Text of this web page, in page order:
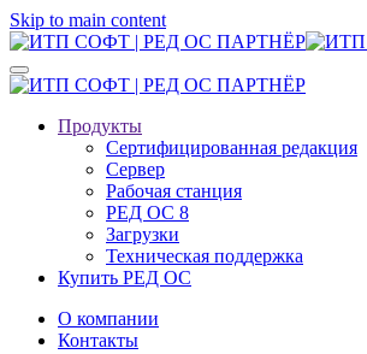
Skip to main content
Продукты
Сертифициро­ванная редакция
Сервер
Рабочая станция
РЕД ОС 8
Загрузки
Техническая поддержка
Купить РЕД ОС
О компании
Контакты